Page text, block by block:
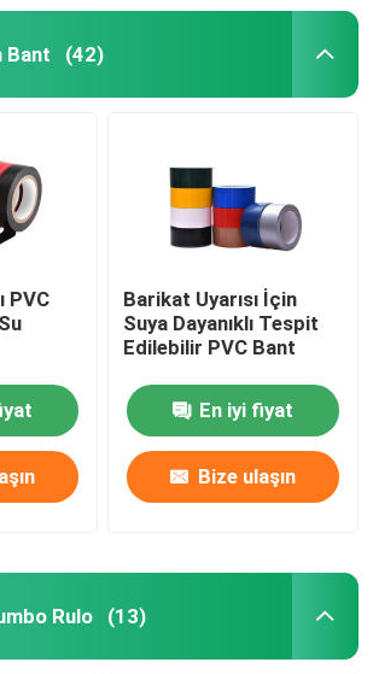
Bant (42)
PVC
Barikat Uyarısı İçin
Suya Dayanıklı Tespit
Edilebilir PVC Bant
En iyi fiyat
Bize ulaşın
Rulo (13)